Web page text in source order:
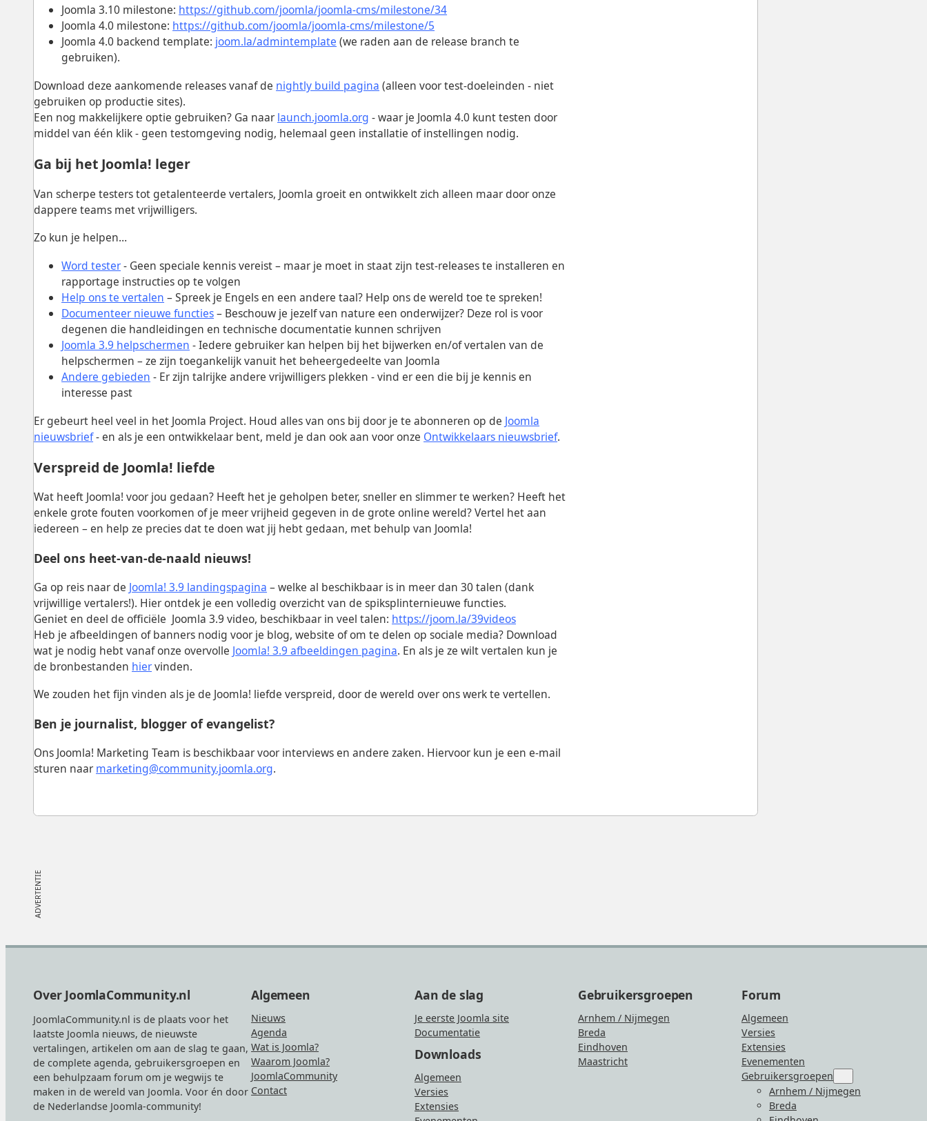
Joomla 3.10 milestone: https://github.com/joomla/joomla-cms/milestone/34
Joomla 4.0 milestone: https://github.com/joomla/joomla-cms/milestone/5
Joomla 4.0 backend template: joom.la/admintemplate (we raden aan de release branch te
gebruiken).
Download deze aankomende releases vanaf de nightly build pagina (alleen voor test-doeleinden - niet
gebruiken op productie sites).
Een nog makkelijkere optie gebruiken? Ga naar launch.joomla.org - waar je Joomla 4.0 kunt testen door
middel van één klik - geen testomgeving nodig, helemaal geen installatie of instellingen nodig.
Ga bij het Joomla! leger
Van scherpe testers tot getalenteerde vertalers, Joomla groeit en ontwikkelt zich alleen maar door onze
dappere teams met vrijwilligers.
Zo kun je helpen…
Word tester- Geen speciale kennis vereist – maar je moet in staat zijn test-releases te installeren en
rapportage instructies op te volgen
Help ons te vertalen – Spreek je Engels en een andere taal? Help ons de wereld toe te spreken!
Documenteer nieuwe functies– Beschouw je jezelf van nature een onderwijzer? Deze rol is voor
degenen die handleidingen en technische documentatie kunnen schrijven
Joomla 3.9 helpschermen - Iedere gebruiker kan helpen bij het bijwerken en/of vertalen van de
helpschermen – ze zijn toegankelijk vanuit het beheergedeelte van Joomla
Andere gebieden - Er zijn talrijke andere vrijwilligers plekken - vind er een die bij je kennis en
interesse past
Er gebeurt heel veel in het Joomla Project. Houd alles van ons bij door je te abonneren op de Joomla
nieuwsbrief- en als je een ontwikkelaar bent, meld je dan ook aan voor onze Ontwikkelaars nieuwsbrief.
Verspreid de Joomla! liefde
Wat heeft Joomla! voor jou gedaan? Heeft het je geholpen beter, sneller en slimmer te werken? Heeft het
enkele grote fouten voorkomen of je meer vrijheid gegeven in de grote online wereld? Vertel het aan
iedereen – en help ze precies dat te doen wat jij hebt gedaan, met behulp van Joomla!
Deel ons heet-van-de-naald nieuws!
Ga op reis naar de Joomla! 3.9 landingspagina – welke al beschikbaar is in meer dan 30 talen (dank
vrijwillige vertalers!). Hier ontdek je een volledig overzicht van de spiksplinternieuwe functies.
Geniet en deel de officiële Joomla 3.9 video, beschikbaar in veel talen: https://joom.la/39videos
Heb je afbeeldingen of banners nodig voor je blog, website of om te delen op sociale media? Download
wat je nodig hebt vanaf onze overvolle Joomla! 3.9 afbeeldingen pagina. En als je ze wilt vertalen kun je
de bronbestanden hiervinden.
We zouden het fijn vinden als je de Joomla! liefde verspreid, door de wereld over ons werk te vertellen.
Ben je journalist, blogger of evangelist?
Ons Joomla! Marketing Team is beschikbaar voor interviews en andere zaken. Hiervoor kun je een e-mail
sturen naar marketing@community.joomla.org.
Over JoomlaCommunity.nl
JoomlaCommunity.nl is de plaats voor het
laatste Joomla nieuws, de nieuwste
vertalingen, artikelen om aan de slag te gaan,
de complete agenda, gebruikersgroepen en
een behulpzaam forum om je wegwijs te
maken in de wereld van Joomla. Voor én door
de Nederlandse Joomla-community!
Algemeen
Nieuws
Agenda
Wat is Joomla?
Waarom Joomla?
JoomlaCommunity
Contact
Aan de slag
Je eerste Joomla site
Documentatie
Downloads
Algemeen
Versies
Extensies
Gebruikersgroepen
Arnhem / Nijmegen
Breda
Eindhoven
Maastricht
Forum
Algemeen
Versies
Extensies
Evenementen
Gebruikersgroepen
for
Arnhem / Nijmegen
Breda